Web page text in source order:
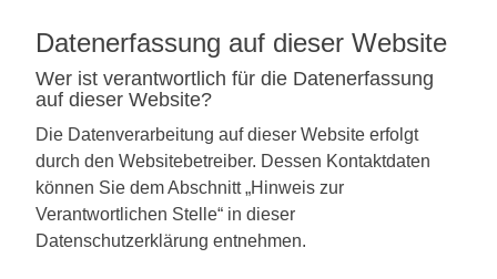
Datenerfassung auf dieser Website
Wer ist verantwortlich für die Datenerfassung
auf dieser Website?
Die Datenverarbeitung auf dieser Website erfolgt
durch den Websitebetreiber. Dessen Kontaktdaten
können Sie dem Abschnitt „Hinweis zur
Verantwortlichen Stelle“ in dieser
Datenschutzerklärung entnehmen.